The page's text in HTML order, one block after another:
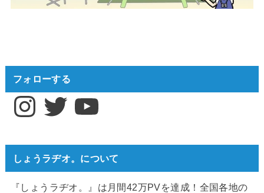
フォローする
InstagramTwitter YouTube
しょうラヂオ。について
『しょうラヂオ。』は月間42万PVを達成！全国各地の